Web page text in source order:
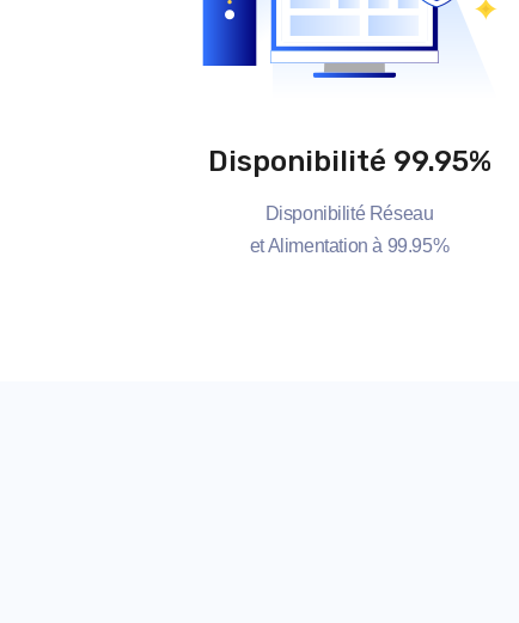
Disponibilité 99.95%
Disponibilité Réseau
et Alimentation à 99.95%